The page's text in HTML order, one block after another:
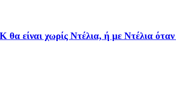
είναι χωρίς Ντέλια, ή με Ντέλια